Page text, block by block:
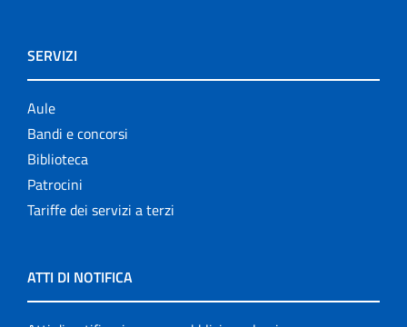
SERVIZI
Aule
Bandi e concorsi
Biblioteca
Patrocini
Tariffe dei servizi a terzi
ATTI DI NOTIFICA